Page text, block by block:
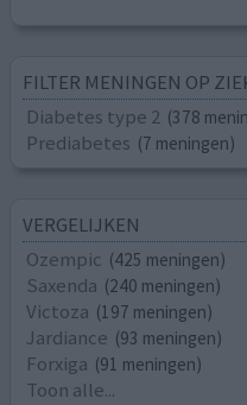
FILTER MENINGEN OP
Diabetes type 2 (378
Prediabetes (7 meningen)
VERGELIJKEN
Ozempic (425 meningen)
Saxenda (240 meningen)
Victoza (197 meningen)
Jardiance (93 meningen)
Forxiga (91 meningen)
Toon alle...